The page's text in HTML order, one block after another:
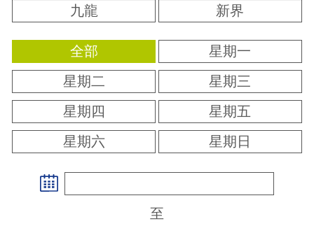
九龍
新界
全部
星期一
星期二
星期三
星期四
星期五
星期六
星期日
至